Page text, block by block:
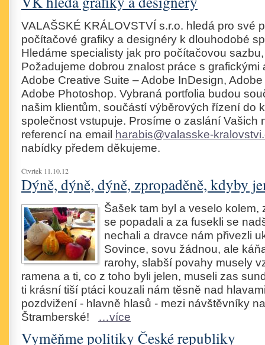
VALAŠSKÉ KRÁLOVSTVÍ s.r.o. hledá pro své
počítačové grafiky a designéry k dlouhodobé
Hledáme specialisty jak pro počítačovou
Požadujeme dobrou znalost práce s grafickými
Adobe Creative Suite – Adobe InDesign, Adobe
Adobe Photoshop. Vybraná portfolia budou
našim klientům, součástí výběrových řízení do
společnost vstupuje. Prosíme o zaslání Vašich
referencí na email
harabis@valasske-
nabídky předem děkujeme.
Čtvrtek 11.10.12
Dýně, dýně, dýně, zpropaděně, kdyby
Šašek tam byl a veselo kolem,
se popadali a za fusekli se
nechali a dravce nám přivezli
Sovince, sovu žádnou, ale
rarohy, slabší povahy musely
ramena a ti, co z toho byli jelen, museli zas
ti krásní tiší ptáci kouzali nám těsně nad
pozdvižení - hlavně hlasů - mezi návštěvníky
Štramberské! …více
Vyměňme politiky České republiky